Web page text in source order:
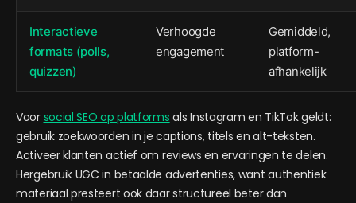
Interactieve
formats (polls,
quizzen)
Verhoogde
engagement
Gemiddeld,
platform-
afhankelijk
Voor social SEO op platforms als Instagram en TikTok geldt:
gebruik zoekwoorden in je captions, titels en alt-teksten.
Activeer klanten actief om reviews en ervaringen te delen.
Hergebruik UGC in betaalde advertenties, want authentiek
materiaal presteert ook daar structureel beter dan